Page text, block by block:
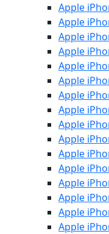
Apple
Apple
Apple
Apple
Apple
Apple
Apple
Apple
Apple
Apple
Apple
Apple
Apple
Apple
Apple
Apple